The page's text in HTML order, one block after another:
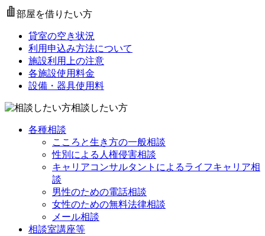
部屋を借りたい方
貸室の空き状況
利用申込み方法について
施設利用上の注意
各施設使用料金
設備・器具使用料
相談したい方
各種相談
こころと生き方の一般相談
性別による人権侵害相談
キャリアコンサルタントによるライフキャリア相
談
男性のための電話相談
女性のための無料法律相談
メール相談
相談室講座等